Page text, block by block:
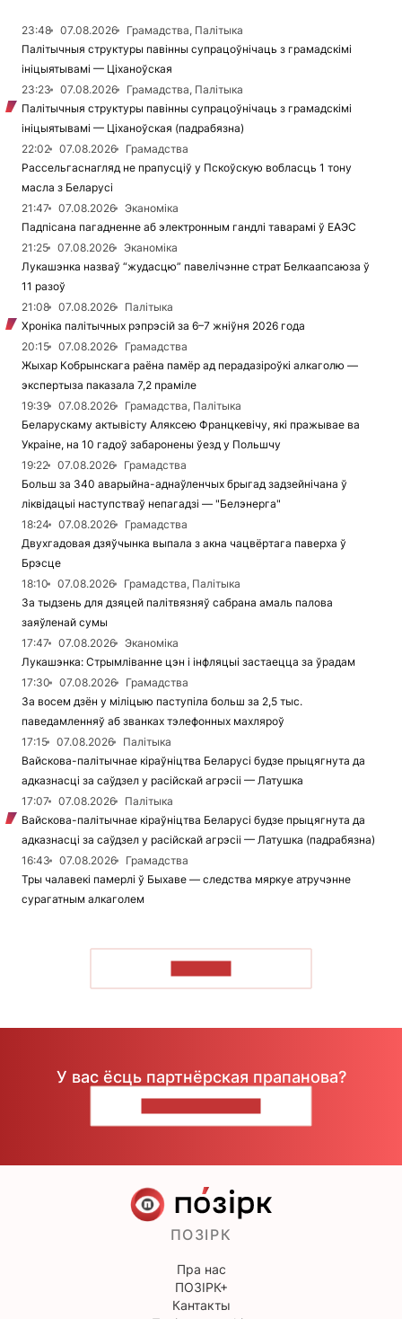
23:48 07.08.2026
Грамадства, Палітыка
Палітычныя структуры павінны супрацоўнічаць з грамадскімі
ініцыятывамі — Ціханоўская
23:23
07.08.2026
Грамадства, Палітыка
Палітычныя структуры павінны супрацоўнічаць з грамадскімі
ініцыятывамі — Ціханоўская (падрабязна)
22:02
07.08.2026
Грамадства
Рассельгаснагляд не прапусціў у Пскоўскую вобласць 1 тону
масла з Беларусі
21:47
07.08.2026
Эканоміка
Падпісана пагадненне аб электронным гандлі таварамі ў ЕАЭС
21:25
07.08.2026
Эканоміка
Лукашэнка назваў “жудасцю” павелічэнне страт Белкаапсаюза ў
11 разоў
21:08
07.08.2026
Палітыка
Хроніка палітычных рэпрэсій за 6–7 жніўня 2026 года
20:15
07.08.2026
Грамадства
Жыхар Кобрынскага раёна памёр ад перадазіроўкі алкаголю —
экспертыза паказала 7,2 праміле
19:39
07.08.2026
Грамадства, Палітыка
Беларускаму актывісту Аляксею Францкевічу, які пражывае ва
Украіне, на 10 гадоў забаронены ўезд у Польшчу
19:22
07.08.2026
Грамадства
Больш за 340 аварыйна-аднаўленчых брыгад задзейнічана ў
ліквідацыі наступстваў непагадзі — "Белэнерга"
18:24
07.08.2026
Грамадства
Двухгадовая дзяўчынка выпала з акна чацвёртага паверха ў
Брэсце
18:10
07.08.2026
Грамадства, Палітыка
За тыдзень для дзяцей палітвязняў сабрана амаль палова
заяўленай сумы
17:47
07.08.2026
Эканоміка
Лукашэнка: Стрымліванне цэн і інфляцыі застаецца за ўрадам
17:30
07.08.2026
Грамадства
За восем дзён у міліцыю паступіла больш за 2,5 тыс.
паведамленняў аб званках тэлефонных махляроў
17:15
07.08.2026
Палітыка
Вайскова-палітычнае кіраўніцтва Беларусі будзе прыцягнута да
адказнасці за саўдзел у расійскай агрэсіі — Латушка
17:07
07.08.2026
Палітыка
Вайскова-палітычнае кіраўніцтва Беларусі будзе прыцягнута да
адказнасці за саўдзел у расійскай агрэсіі — Латушка (падрабязна)
16:43
07.08.2026
Грамадства
Тры чалавекі памерлі ў Быхаве — следства мяркуе атручэнне
сурагатным алкаголем
У вас ёсць партнёрская прапанова?
ПОЗІРК
Пра нас
ПОЗІРК+
Кантакты